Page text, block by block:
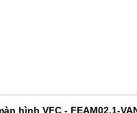
hình VFC - FEAM02.1-